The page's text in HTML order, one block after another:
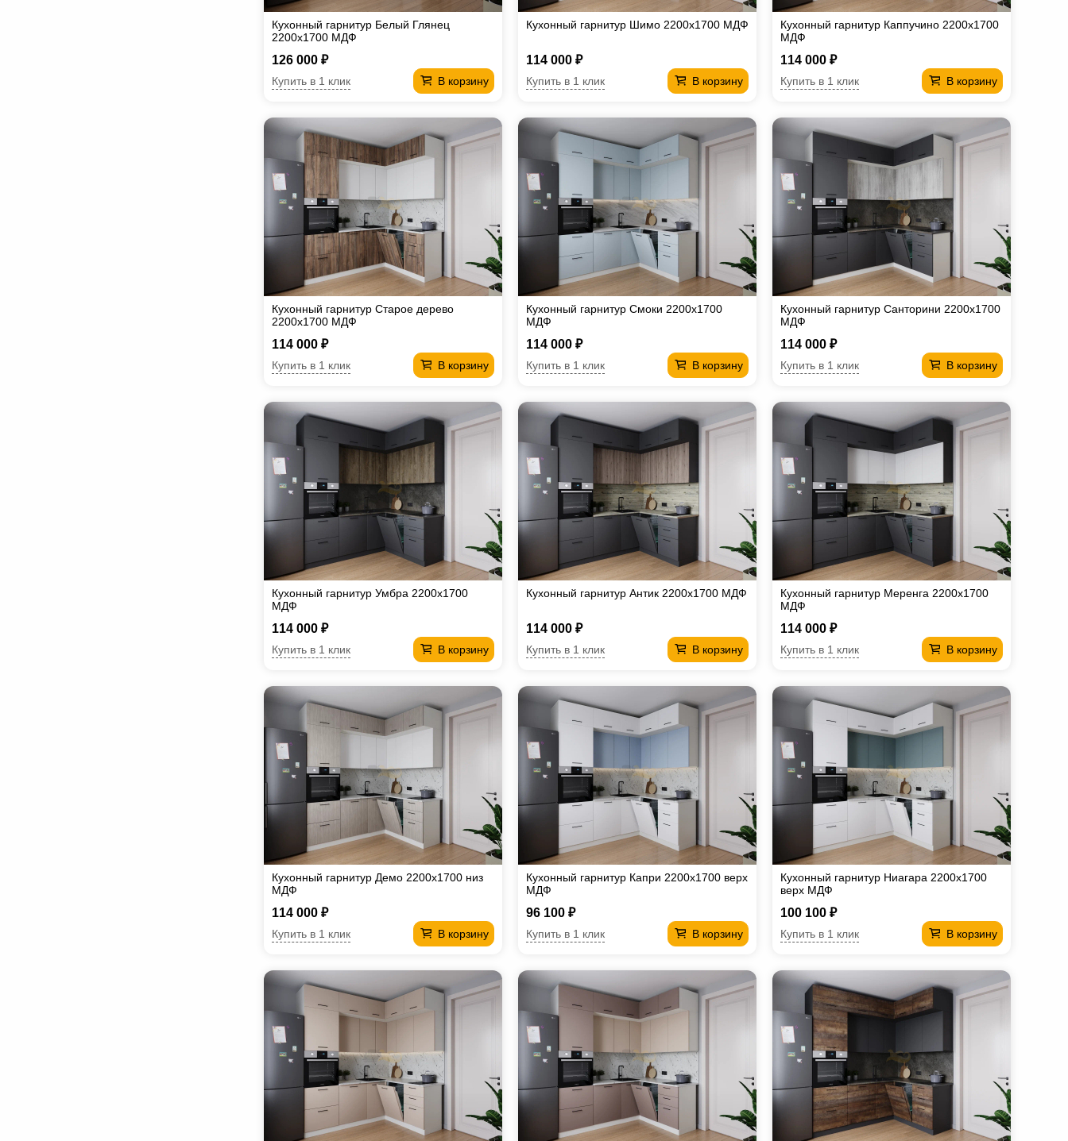
Кухонный гарнитур Белый Глянец
2200х1700 МДФ
126 000 ₽
В корзину
Купить в 1 клик
Кухонный гарнитур Шимо 2200х1700 МДФ
114 000 ₽
В корзину
Купить в 1 клик
Кухонный гарнитур Каппучино 2200х1700
МДФ
114 000 ₽
В корзину
Купить в 1 клик
Кухонный гарнитур Старое дерево
2200х1700 МДФ
114 000 ₽
В корзину
Купить в 1 клик
Кухонный гарнитур Смоки 2200х1700
МДФ
114 000 ₽
В корзину
Купить в 1 клик
Кухонный гарнитур Санторини 2200х1700
МДФ
114 000 ₽
В корзину
Купить в 1 клик
Кухонный гарнитур Умбра 2200х1700
МДФ
114 000 ₽
В корзину
Купить в 1 клик
Кухонный гарнитур Антик 2200х1700 МДФ
114 000 ₽
В корзину
Купить в 1 клик
Кухонный гарнитур Меренга 2200х1700
МДФ
114 000 ₽
В корзину
Купить в 1 клик
Кухонный гарнитур Демо 2200х1700 низ
МДФ
114 000 ₽
В корзину
Купить в 1 клик
Кухонный гарнитур Капри 2200х1700 верх
МДФ
96 100 ₽
В корзину
Купить в 1 клик
Кухонный гарнитур Ниагара 2200х1700
верх МДФ
100 100 ₽
В корзину
Купить в 1 клик